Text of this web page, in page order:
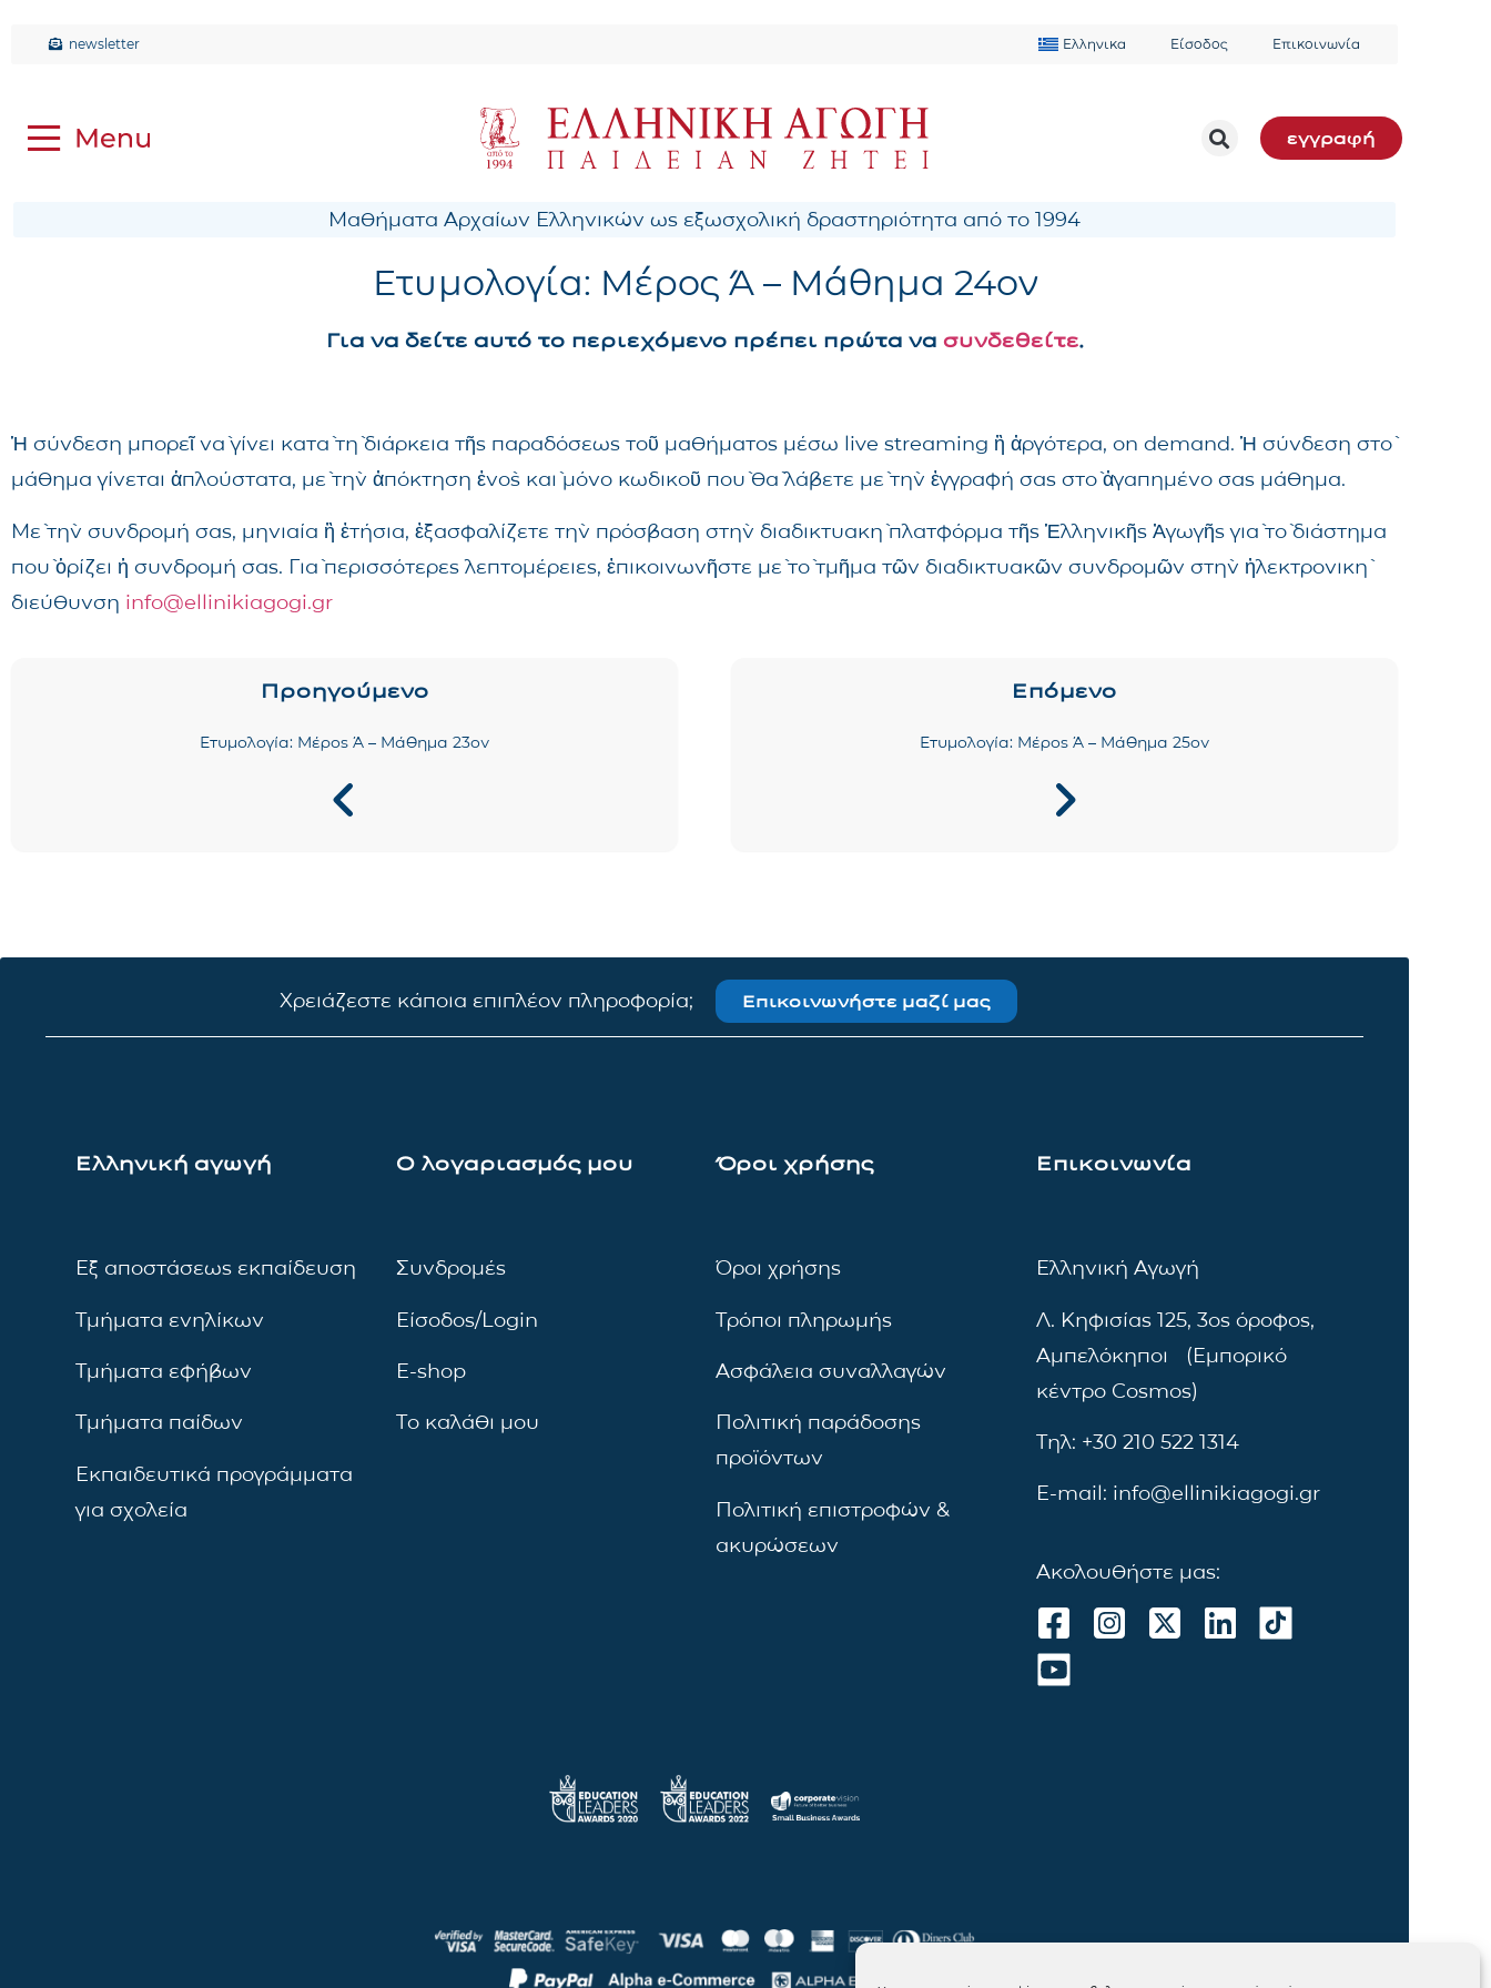
newsletter Ελληνικα Είσοδος Επικοινωνία
εγγραφή
Μαθήματα Αρχαίων Ελληνικών ως εξωσχολική δραστηριότητα από το 1994
Ετυμολογία: Μέρος Ά – Μάθημα 24ον
Για να δείτε αυτό το περιεχόμενο πρέπει πρώτα να συνδεθείτε.
Ἡ σύνδεση μπορεῖ νὰ γίνει κατὰ τὴ διάρκεια τῆς παραδόσεως τοῦ μαθήματος μέσω live streaming ἢ ἀργότερα, on demand. Ἡ σύνδεση στὸ
μάθημα γίνεται ἁπλούστατα, μὲ τὴν ἀπόκτηση ἑνὸς καὶ μόνο κωδικοῦ ποὺ θὰ λάβετε μὲ τὴν ἐγγραφή σας στὸ ἀγαπημένο σας μάθημα.
Μὲ τὴν συνδρομή σας, μηνιαία ἢ ἐτήσια, ἐξασφαλίζετε τὴν πρόσβαση στὴν διαδικτυακὴ πλατφόρμα τῆς Ἑλληνικῆς Ἀγωγῆς γιὰ τὸ διάστημα
ποὺ ὁρίζει ἡ συνδρομή σας. Γιὰ περισσότερες λεπτομέρειες, ἐπικοινωνῆστε μὲ τὸ τμῆμα τῶν διαδικτυακῶν συνδρομῶν στὴν ἠλεκτρονικὴ
διεύθυνση info@ellinikiagogi.gr
Προηγούμενο
Ετυμολογία: Μέρος Ά – Μάθημα 23ον
Επόμενο
Ετυμολογία: Μέρος Ά – Μάθημα 25ον
Χρειάζεστε κάποια επιπλέον πληροφορία; Επικοινωνήστε μαζί μας
Ελληνική αγωγή
Εξ αποστάσεως εκπαίδευση
Τμήματα ενηλίκων
Τμήματα εφήβων
Τμήματα παίδων
Εκπαιδευτικά προγράμματα
για σχολεία
Ο λογαριασμός μου
Συνδρομές
Είσοδος/Login
E-shop
Το καλάθι μου
Όροι χρήσης
Όροι χρήσης
Τρόποι πληρωμής
Ασφάλεια συναλλαγών
Πολιτική παράδοσης
προϊόντων
Πολιτική επιστροφών &
ακυρώσεων
Επικοινωνία
Ελληνική Αγωγή
Λ. Κηφισίας 125, 3ος όροφος,
Αμπελόκηποι (Εμπορικό
κέντρο Cosmos)
Τηλ: +30 210 522 1314
E-mail: info@ellinikiagogi.gr
Ακολουθήστε μας: